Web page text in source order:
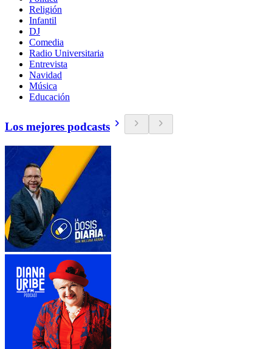
Religión
Infantil
DJ
Comedia
Radio Universitaria
Entrevista
Navidad
Música
Educación
Los mejores podcasts